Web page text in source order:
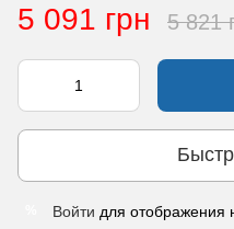
5 091 грн 5 821
Войти для отображения